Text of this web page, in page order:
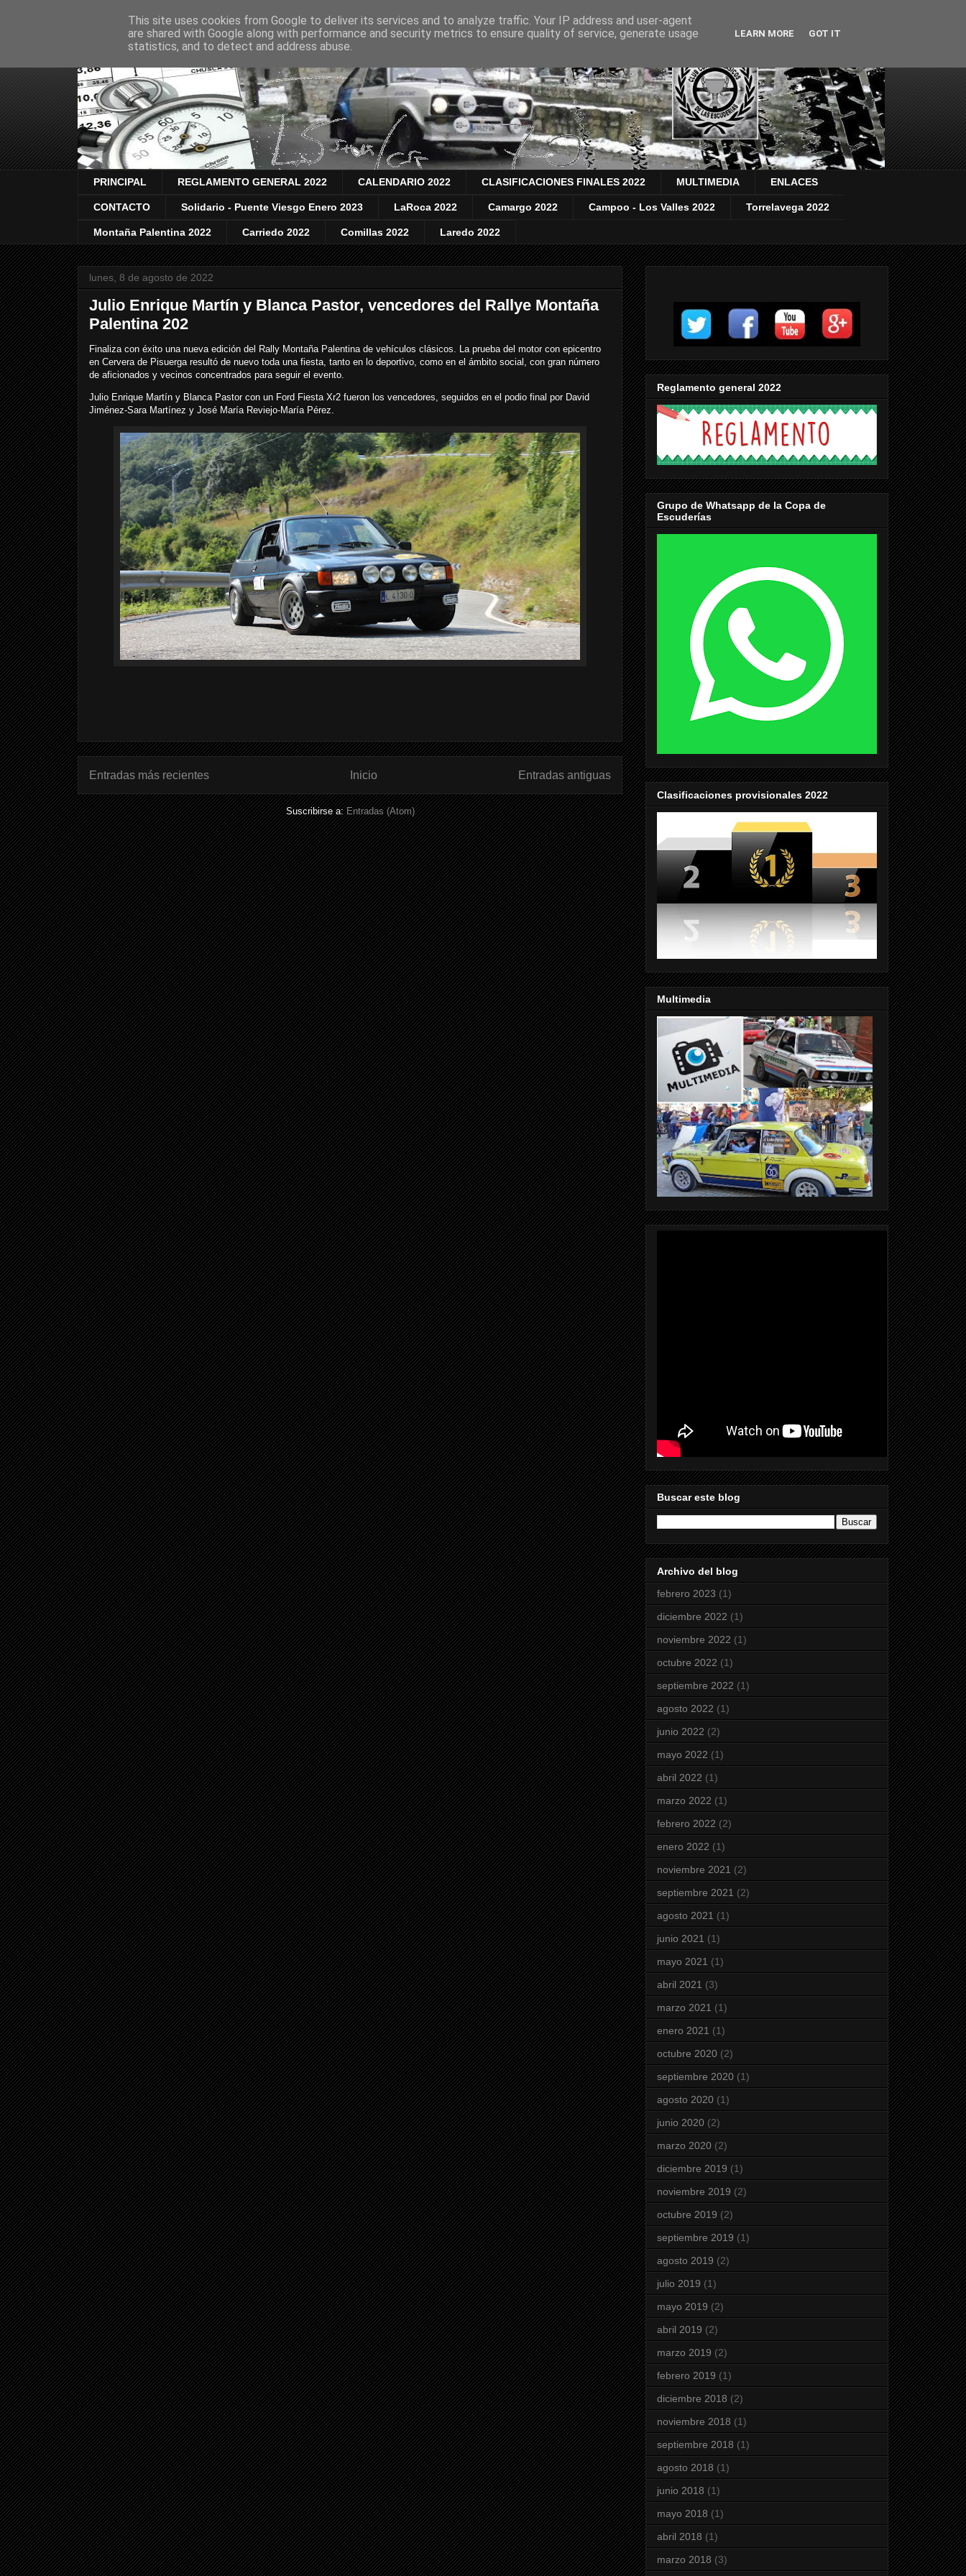
PRINCIPAL REGLAMENTO GENERAL 2022 CALENDARIO 2022 CLASIFICACIONES FINALES 2022 MULTIMEDIA ENLACES
CONTACTO Solidario - Puente Viesgo Enero 2023 LaRoca 2022 Camargo 2022 Campoo - Los Valles 2022 Torrelavega 2022
Montaña Palentina 2022 Carriedo 2022 Comillas 2022 Laredo 2022
lunes, 8 de agosto de 2022
Julio Enrique Martín y Blanca Pastor, vencedores del Rallye Montaña
Palentina 202
Finaliza con éxito una nueva edición del Rally Montaña Palentina de vehículos clásicos. La prueba del motor con epicentro
en Cervera de Pisuerga resultó de nuevo toda una fiesta, tanto en lo deportivo, como en el ámbito social, con gran número
de aficionados y vecinos concentrados para seguir el evento.
Julio Enrique Martín y Blanca Pastor con un Ford Fiesta Xr2 fueron los vencedores, seguidos en el podio final por David
Jiménez-Sara Martínez y José María Reviejo-María Pérez.
Entradas más recientes Entradas antiguas
Inicio
Suscribirse a:Entradas (Atom)
Reglamento general 2022
Grupo de Whatsapp de la Copa de
Escuderías
Clasificaciones provisionales 2022
Multimedia
Buscar este blog
Archivo del blog
febrero 2023 (1)
diciembre 2022 (1)
noviembre 2022 (1)
octubre 2022 (1)
septiembre 2022 (1)
agosto 2022 (1)
junio 2022 (2)
mayo 2022 (1)
abril 2022 (1)
marzo 2022 (1)
febrero 2022 (2)
enero 2022 (1)
noviembre 2021 (2)
septiembre 2021 (2)
agosto 2021 (1)
junio 2021 (1)
mayo 2021 (1)
abril 2021 (3)
marzo 2021 (1)
enero 2021 (1)
octubre 2020 (2)
septiembre 2020 (1)
agosto 2020 (1)
junio 2020 (2)
marzo 2020 (2)
diciembre 2019 (1)
noviembre 2019 (2)
octubre 2019 (2)
septiembre 2019 (1)
agosto 2019 (2)
julio 2019 (1)
mayo 2019 (2)
abril 2019 (2)
marzo 2019 (2)
febrero 2019 (1)
diciembre 2018 (2)
noviembre 2018 (1)
septiembre 2018 (1)
agosto 2018 (1)
junio 2018 (1)
mayo 2018 (1)
abril 2018 (1)
marzo 2018 (3)
This site uses cookies from Google to deliver its services and to analyze traffic. Your IP address and user-agent
are shared with Google along with performance and security metrics to ensure quality of service, generate usage
statistics, and to detect and address abuse.
LEARN MORE GOT IT